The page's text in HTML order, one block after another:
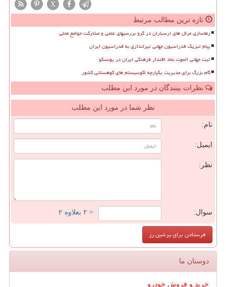
X
تازه ترین مطالب مرتبط
رهاسازی مرال های ارسباران در گرو بررسیهای علمی و مشارکت جوامع محلی
پیام تبریک فدراسیون جهانی تیراندازی به فدراسیون ایران
ثبت جهانی الموت نماد اقتدار فرهنگی ایران در یونسکو
گام بزرگ برای مدیریت یکپارچه اکوسیستم های کوهستانی کشور
نظرات بینندگان در مورد این مطلب
نظر شما در مورد این مطلب
نام:
ایمیل:
نظر:
سوال: = ۲ بعلاوه ۲
دوستان ما
خرید و فروش خودرو